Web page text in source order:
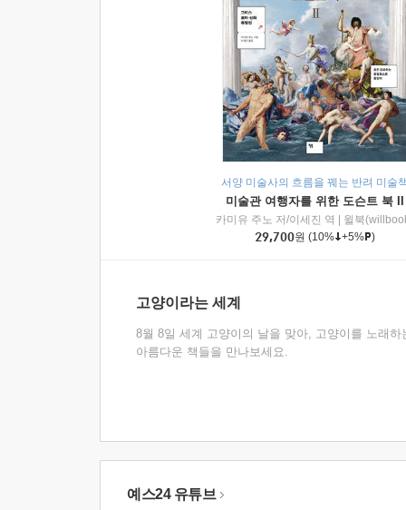
서양 미술사의 흐름을 꿰는 반려 미술
미술관 여행자를 위한 도슨트 북 II
카미유 주노 저/이세진 역
윌북
29,700원 (10% +5% )
고양이라는 세계
8월 8일 세계 고양이의 날을 맞아, 고양이를 노래하
아름다운 책들을 만나보세요.
예스24 유튜브